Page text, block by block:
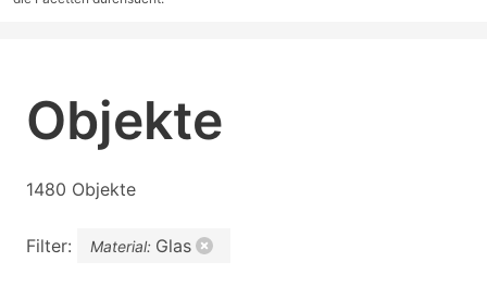
Objekte
1480 Objekte
Filter: Material: Glas